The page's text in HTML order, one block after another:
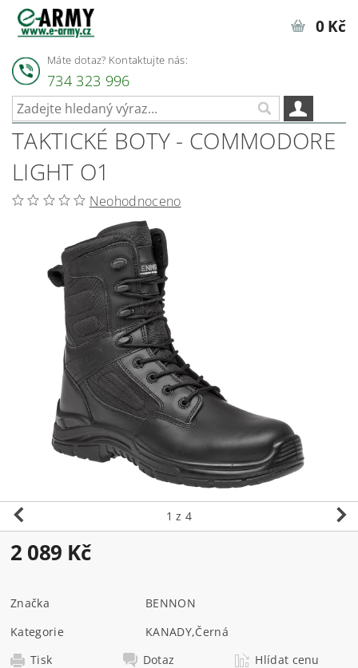
Máte dotaz? Kontaktujte nás:
734 323 996
0 Kč
TAKTICKÉ BOTY - COMMODORE
LIGHT O1
Neohodnoceno
1 z 4
2 089 Kč
Značka
BENNON
Kategorie
KANADY,Černá
Tisk
Dotaz
Hlídat cenu